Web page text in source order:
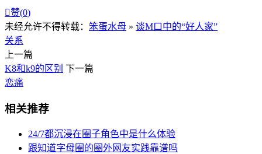
赞(0)
未经允许不得转载： 笨蛋水母 » 谈M口中的“好人家”
关系
上一篇
K8和k9的区别 下一篇
恋痛
相关推荐
24/7都沉浸在圈子角色中是什么体验
跟知道字母圈的圈外网友实践靠谱吗